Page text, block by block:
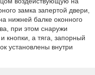
замка запертой двери,
нижней балке оконного
при этом снаружи
кнопки, а тяга, запорный
установлены внутри